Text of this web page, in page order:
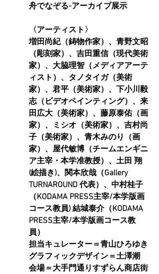
舟でなぞる-アーカイブ展示
〈アーティスト〉
増田尚紀（鋳物作家）、青野文昭
（彫刻家）、吉田重信（現代美術
家）、大脇理智（メディアアーテ
ィスト）、タノタイガ（美術
家）、君平（美術家）、下小川毅
志（ビデオペインティング）、来
田広大（美術家）、藤原泰佑（画
家）、ミシオ（美術家）、吉村尚
子（美術家）、青木みのり（画
家）、屋代敏博（チームエンギニ
ア主宰・本学准教授）、土田 翔
(絵描き)、関本欣哉（Gallery
TURNAROUND 代表）、中村桂子
（KODAMA PRESS主宰/本学版画
コース教員) 結城泰介（KODAMA
PRESS主宰/本学版画コース教
員）
担当キュレーター＝青山ひろゆき
グラフィックデザイン＝土澤潮
会場＝大手門通りすずらん商店街